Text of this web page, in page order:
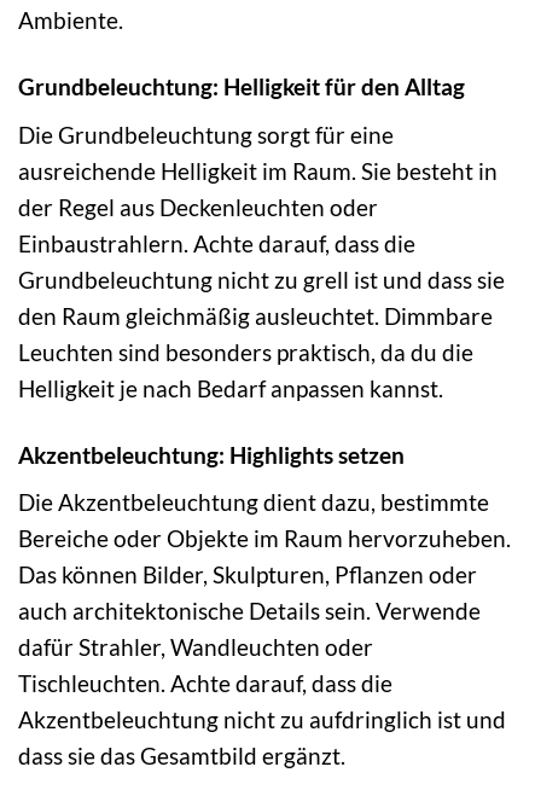
Ambiente.
Grundbeleuchtung: Helligkeit für den Alltag
Die Grundbeleuchtung sorgt für eine
ausreichende Helligkeit im Raum. Sie besteht in
der Regel aus Deckenleuchten oder
Einbaustrahlern. Achte darauf, dass die
Grundbeleuchtung nicht zu grell ist und dass sie
den Raum gleichmäßig ausleuchtet. Dimmbare
Leuchten sind besonders praktisch, da du die
Helligkeit je nach Bedarf anpassen kannst.
Akzentbeleuchtung: Highlights setzen
Die Akzentbeleuchtung dient dazu, bestimmte
Bereiche oder Objekte im Raum hervorzuheben.
Das können Bilder, Skulpturen, Pflanzen oder
auch architektonische Details sein. Verwende
dafür Strahler, Wandleuchten oder
Tischleuchten. Achte darauf, dass die
Akzentbeleuchtung nicht zu aufdringlich ist und
dass sie das Gesamtbild ergänzt.